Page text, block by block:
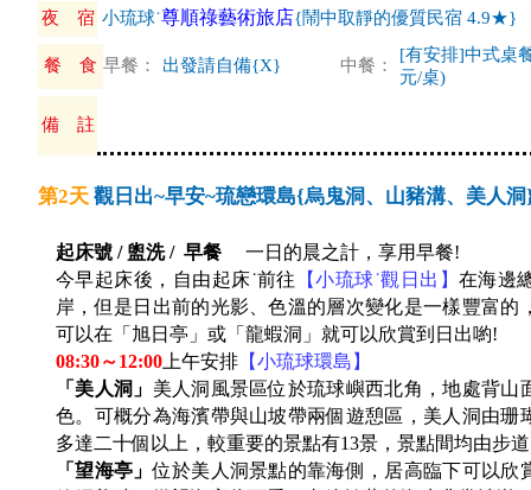
夜 宿 小琉球˙尊順祿藝術旅店{鬧中取靜的優質民宿 4.9★}
餐 食 早餐： 出發請自備{X} 中餐：
[有安排]中式桌
元/桌)
備 註
第2天 觀日出~早安~琉戀環島{烏鬼洞、山豬溝、美人
起床號 / 盥洗 / 早餐
一日的晨之計，享用早餐!
今早起床後，自由起床˙前往
【小琉球˙觀日出】 在海邊
岸，但是日出前的光影、色溫的層次變化是一樣豐富
可以在「旭日亭」或「龍蝦洞」就可以欣賞到日出喲!
08:30～12:00 上午安排 【小琉球環島】
「美人洞」 美人洞風景區位於琉球嶼西北角，地處背
色。可概分為海濱帶與山坡帶兩個遊憩區，美人洞由
多達二十個以上，較重要的景點有13景，景點間均由步
「望海亭」位於美人洞景點的靠海側，居高臨下可以